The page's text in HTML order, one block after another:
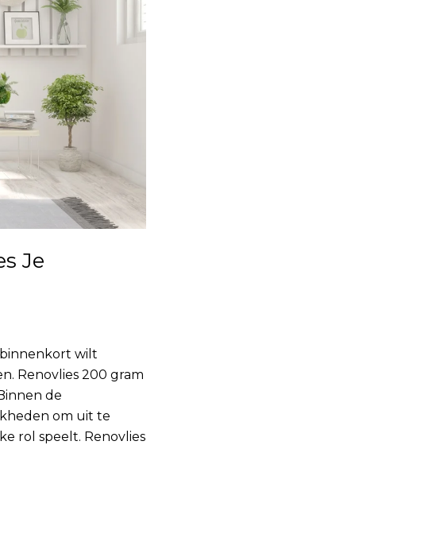
Je
binnenkort wilt
Renovlies 200 gram
de
om uit te
rol speelt. Renovlies